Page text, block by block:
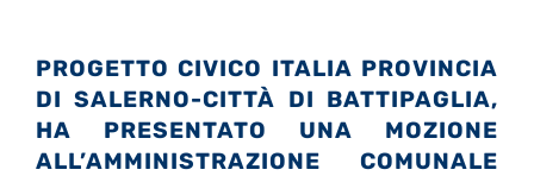
PROGETTOCIVICO ITALIA PROVINCIA
DI SALERNO-CITTÀ DI BATTIPAGLIA,
HA PRESENTATO UNA MOZIONE
ALL’AMMINISTRAZIONE COMUNALE